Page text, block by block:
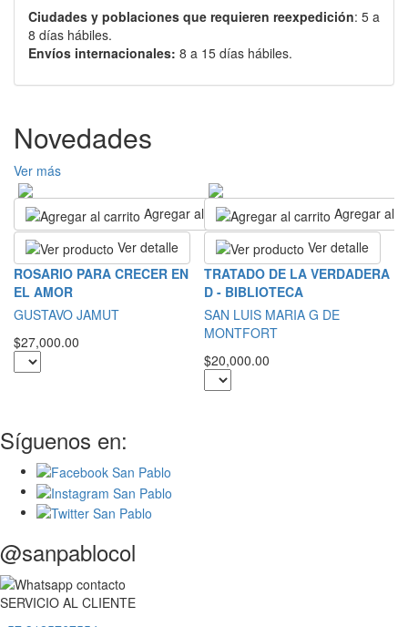
Ciudades y poblaciones que requieren reexpedición: 5 a
8 días hábiles.
Envíos internacionales: 8 a 15 días hábiles.
Novedades
Ver más
Agregar al carrito
Ver detalle
ROSARIO PARA CRECER EN
EL AMOR
GUSTAVO JAMUT
$27,000.00
Agregar al
Ver detalle
TRATADO DE LA VERDADERA
D - BIBLIOTECA
SAN LUIS MARIA G DE
MONTFORT
$20,000.00
Síguenos en:
@sanpablocol
SERVICIO AL CLIENTE